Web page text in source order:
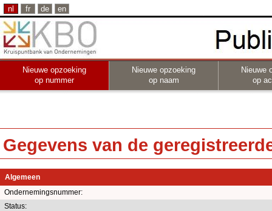
nl fr de en
Nieuwe opzoeking
op nummer
Nieuwe opzoeking
op naam
Nieuwe
op
Gegevens van de
Algemeen
Ondernemingsnummer:
Status: